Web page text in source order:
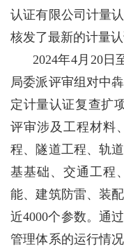
认证有限公司计量
核发了最新的计量认
2024年4月20日
局委派评审组对中
定计量认证复查扩
评审涉及工程材料
程、隧道工程、轨
基基础、交通工程
能、建筑防雷、装
近4000个参数。通
管理体系的运行情